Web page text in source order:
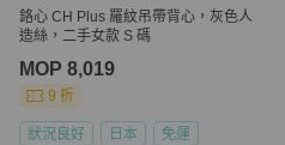
鉻心 CH Plus 羅紋吊帶背心，灰色人
造絲，二手女款 S 碼
MOP 8,019
9 折
狀況良好 日本 免運